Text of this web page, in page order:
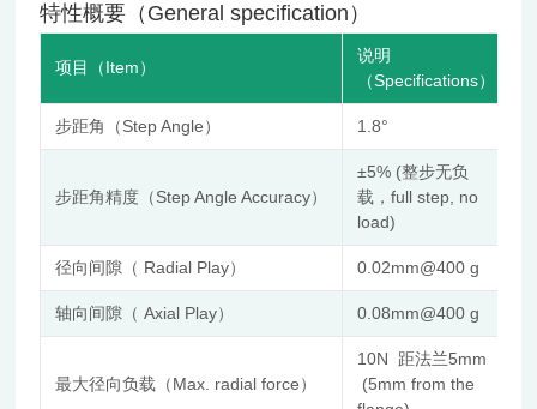
特性概要（General specification）
项目（Item）
说明
（Specifications）
步距角（Step Angle） 1.8°
步距角精度（Step Angle Accuracy）
±5% (整步无负
载，full step, no
load)
径向间隙（ Radial Play） 0.02mm@400 g
轴向间隙（ Axial Play） 0.08mm@400 g
最大径向负载（Max. radial force）
10N 距法兰5mm
(5mm from the